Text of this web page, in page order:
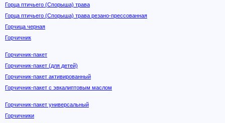
Горца птичьего (Спорыша) трава
Горца птичьего (Спорыша) трава резано-прессованная
Горчица черная
Горчичник
Горчичник-пакет
Горчичник-пакет (для детей)
Горчичник-пакет активированный
Горчичник-пакет с эвкалиптовым маслом
Горчичник-пакет универсальный
Горчичники